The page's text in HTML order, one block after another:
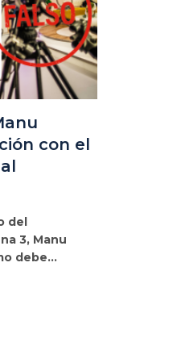
con el
del
3, Manu
debe…